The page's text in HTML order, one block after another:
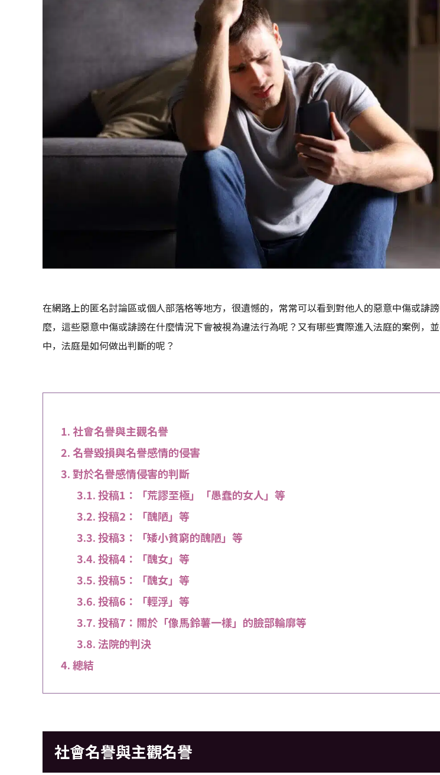
在網路上的匿名討論區或個人部落格等地方，很遺憾的，常常可以看到對他人的惡意中傷或誹
麼，這些惡意中傷或誹謗在什麼情況下會被視為違法行為呢？又有哪些實際進入法庭的案例，
中，法庭是如何做出判斷的呢？
社會名譽與主觀名譽
名譽毀損與名譽感情的侵害
對於名譽感情侵害的判斷
投稿1：「荒謬至極」「愚蠢的女人」等
投稿2：「醜陋」等
投稿3：「矮小貧窮的醜陋」等
投稿4：「醜女」等
投稿5：「醜女」等
投稿6：「輕浮」等
投稿7：關於「像馬鈴薯一樣」的臉部輪廓等
法院的判決
總結
社會名譽與主觀名譽